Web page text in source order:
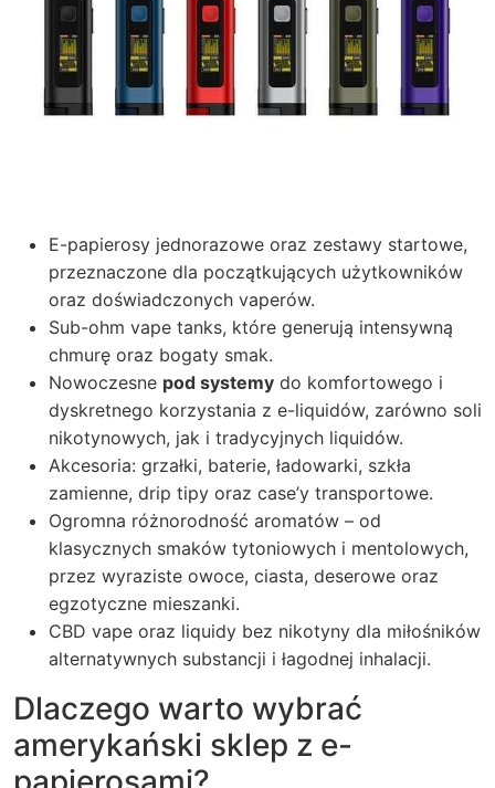
E-papierosy jednorazowe oraz zestawy startowe,
przeznaczone dla początkujących użytkowników
oraz doświadczonych vaperów.
Sub-ohm vape tanks, które generują intensywną
chmurę oraz bogaty smak.
Nowoczesne pod systemy do komfortowego i
dyskretnego korzystania z e-liquidów, zarówno soli
nikotynowych, jak i tradycyjnych liquidów.
Akcesoria: grzałki, baterie, ładowarki, szkła
zamienne, drip tipy oraz case’y transportowe.
Ogromna różnorodność aromatów – od
klasycznych smaków tytoniowych i mentolowych,
przez wyraziste owoce, ciasta, deserowe oraz
egzotyczne mieszanki.
CBD vape oraz liquidy bez nikotyny dla miłośników
alternatywnych substancji i łagodnej inhalacji.
Dlaczego warto wybrać
amerykański sklep z e-